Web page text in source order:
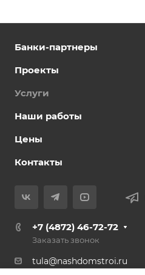
Банки-партнеры
Проекты
Услуги
Наши работы
Цены
Контакты
+7 (4872) 46-72-72
Заказать звонок
tula@nashdomstroi.ru